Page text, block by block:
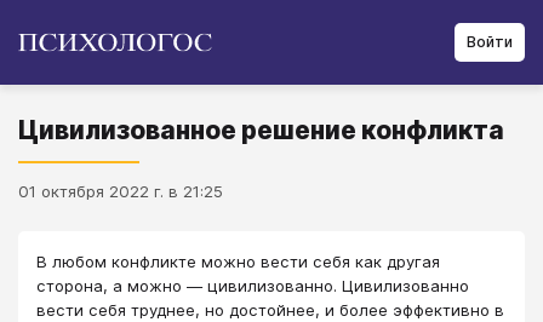
Войти
Цивилизованное решение конфликта
01 октября 2022 г. в 21:25
В любом конфликте можно вести себя как другая
сторона, а можно — цивилизованно. Цивилизованно
вести себя труднее, но достойнее, и более эффективно в